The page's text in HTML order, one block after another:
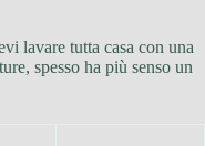
lavare tutta casa con una
spesso ha più senso un